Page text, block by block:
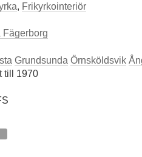
, Frikyrkointeriör
Fägerborg
Grundsunda Örnsköldsvik
till 1970